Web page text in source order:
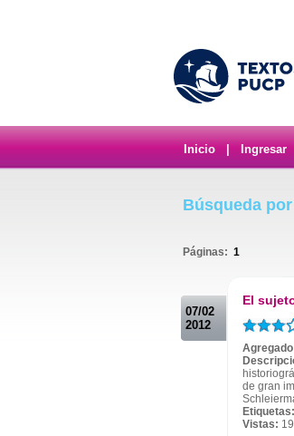
Inicio Ingresar
Búsqueda
Páginas: 1
07/02
2012
El
de gran
Etiquetas:
Vistas: